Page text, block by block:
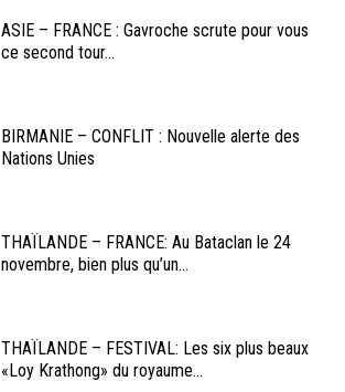
ASIE – FRANCE : Gavroche scrute pour vous
ce second tour...
BIRMANIE – CONFLIT : Nouvelle alerte des
Nations Unies
THAÏLANDE – FRANCE: Au Bataclan le 24
novembre, bien plus qu’un...
THAÏLANDE – FESTIVAL: Les six plus beaux
«Loy Krathong» du royaume...